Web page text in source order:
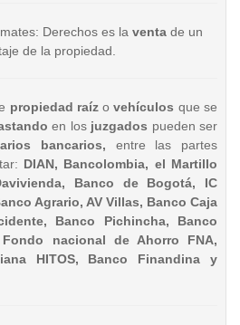
Derechos es la ventade un
de la propiedad.
propiedad raízo vehículos que se
en los juzgados pueden ser
bancarios, entre las partes
DIAN, Bancolombia, el Martillo
Banco de Bogotá, IC
Agrario, AV Villas, Banco Caja
Banco Pichincha, Banco
nacional de Ahorro FNA,
HITOS, Banco Finandina y